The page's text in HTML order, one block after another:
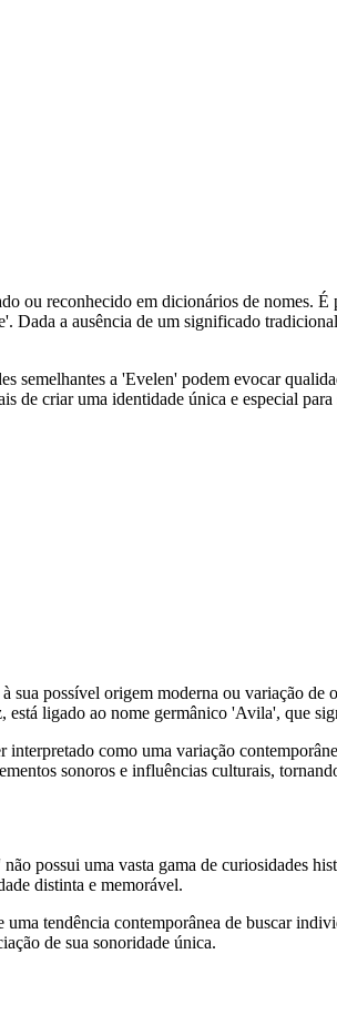
ou reconhecido em dicionários de nomes.
a ausência de um significado
semelhantes a 'Evelen' podem evocar
de criar uma identidade única e especial
sua possível origem moderna ou variação
ligado ao nome germânico 'Avila', que
como uma variação
sonoros e influências culturais,
possui uma vasta gama de curiosidades
distinta e memorável.
uma tendência contemporânea de buscar
de sua sonoridade única.